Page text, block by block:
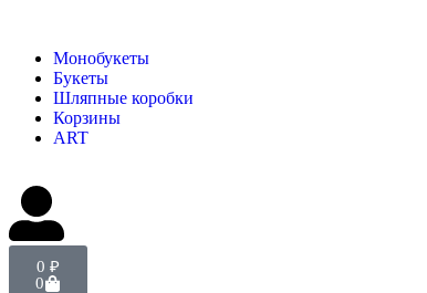
Монобукеты
Букеты
Шляпные коробки
Корзины
ART
0 ₽
0